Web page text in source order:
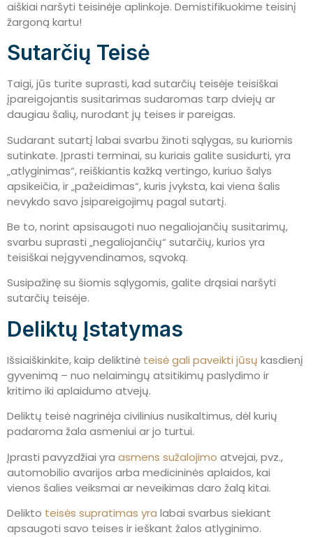
aiškiai naršyti teisinėje aplinkoje. Demistifikuokime teisinį
žargoną kartu!
Sutarčių Teisė
Taigi, jūs turite suprasti, kad sutarčių teisėje teisiškai
įpareigojantis susitarimas sudaromas tarp dviejų ar
daugiau šalių, nurodant jų teises ir pareigas.
Sudarant sutartį labai svarbu žinoti sąlygas, su kuriomis
sutinkate. Įprasti terminai, su kuriais galite susidurti, yra
„atlyginimas“, reiškiantis kažką vertingo, kuriuo šalys
apsikeičia, ir „pažeidimas“, kuris įvyksta, kai viena šalis
nevykdo savo įsipareigojimų pagal sutartį.
Be to, norint apsisaugoti nuo negaliojančių susitarimų,
svarbu suprasti „negaliojančių“ sutarčių, kurios yra
teisiškai neįgyvendinamos, sąvoką.
Susipažinę su šiomis sąlygomis, galite drąsiai naršyti
sutarčių teisėje.
Deliktų Įstatymas
Išsiaiškinkite, kaip deliktinė teisė gali paveikti jūsų kasdienį
gyvenimą – nuo nelaimingų atsitikimų paslydimo ir
kritimo iki aplaidumo atvejų.
Deliktų teisė nagrinėja civilinius nusikaltimus, dėl kurių
padaroma žala asmeniui ar jo turtui.
Įprasti pavyzdžiai yra asmens sužalojimo atvejai, pvz.,
automobilio avarijos arba medicininės aplaidos, kai
vienos šalies veiksmai ar neveikimas daro žalą kitai.
Delikto teisės supratimas yra labai svarbus siekiant
apsaugoti savo teises ir ieškant žalos atlyginimo.